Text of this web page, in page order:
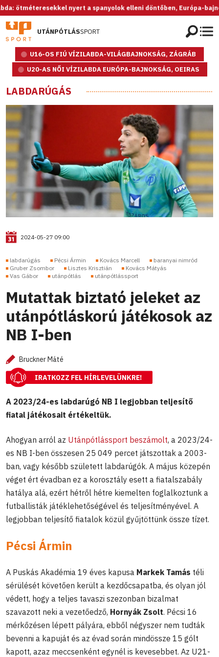
nyert a spanyolok elleni döntőben, Európa-bajnok az
UTÁNPÓTLÁSSPORT
U16-OS FIÚ VÍZILABDA-VILÁGBAJNOKSÁG, ZÁGRÁB
U20-AS NŐI VÍZILABDA EURÓPA-BAJNOKSÁG, OEIRAS
LABDARÚGÁS
2024-05-27 09:00
labdarúgás Pécsi Ármin Kovács Marcell
baranyai nimród
Gruber Zsombor
Lisztes Krisztián
Kovács Mátyás
Vas Gábor
utánpótlás utánpótlássport
Mutattak biztató jeleket az
utánpótláskorú játékosok az
NB I-ben
Bruckner Máté
IRATKOZZ FEL HÍRLEVELÜNKRE!
A 2023/24-es labdarúgó NB I legjobban teljesítő
fiatal játékosait értékeltük.
Ahogyan arról az Utánpótlássport beszámolt, a 2023/24-
es NB I-ben összesen 25 049 percet játszottak a 2003-
ban, vagy később született labdarúgók. A május közepén
véget ért évadban ez a korosztály esett a fiatalszabály
hatálya alá, ezért hétről hétre kiemelten foglalkoztunk a
futballisták játéklehetőségével és teljesítményével. A
legjobban teljesítő fiatalok közül gyűjtöttünk össze tízet.
Pécsi Ármin
A Puskás Akadémia 19 éves kapusa Markek Tamás téli
sérülését követően került a kezdőcsapatba, és olyan jól
védett, hogy a teljes tavaszi szezonban bizalmat
szavazott neki a vezetőedző, Hornyák Zsolt. Pécsi 16
mérkőzésen lépett pályára, ebből négyszer nem tudták
bevenni a kapuját és az évad során mindössze 15 gólt
kapott, azaz meccsenként egynél is kevesebbet. Az U21-